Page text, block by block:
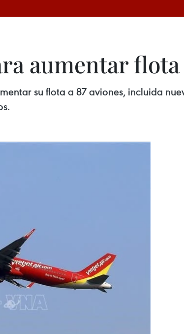
aumentar flota
su flota a 87 aviones, incluida